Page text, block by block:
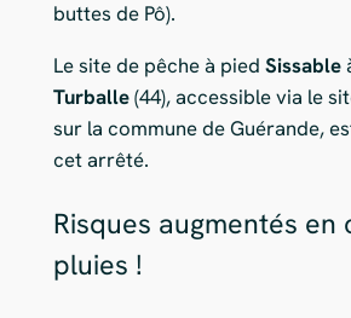
buttes de Pô).
Le site de pêche à pied Sissable
Turballe(44), accessible via le
sur la commune de Guérande,
cet arrêté.
Risques augmentés en
pluies !